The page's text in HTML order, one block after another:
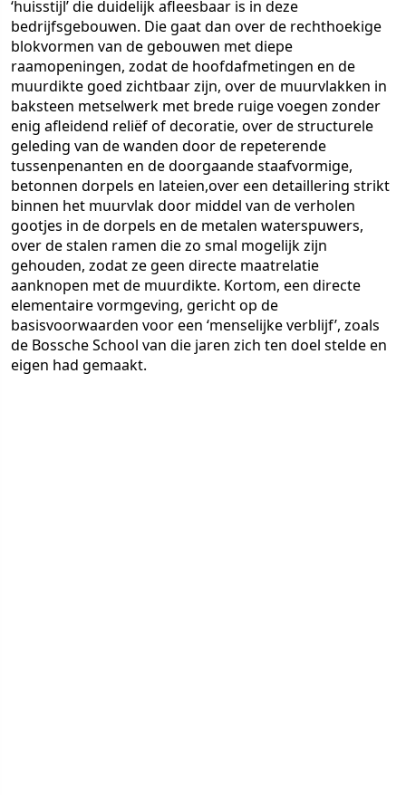
‘huisstijl’ die duidelijk afleesbaar is in deze
bedrijfsgebouwen. Die gaat dan over de rechthoekige
blokvormen van de gebouwen met diepe
raamopeningen, zodat de hoofdafmetingen en de
muurdikte goed zichtbaar zijn, over de muurvlakken in
baksteen metselwerk met brede ruige voegen zonder
enig afleidend reliëf of decoratie, over de structurele
geleding van de wanden door de repeterende
tussenpenanten en de doorgaande staafvormige,
betonnen dorpels en lateien,over een detaillering strikt
binnen het muurvlak door middel van de verholen
gootjes in de dorpels en de metalen waterspuwers,
over de stalen ramen die zo smal mogelijk zijn
gehouden, zodat ze geen directe maatrelatie
aanknopen met de muurdikte. Kortom, een directe
elementaire vormgeving, gericht op de
basisvoorwaarden voor een ‘menselijke verblijf’, zoals
de Bossche School van die jaren zich ten doel stelde en
eigen had gemaakt.